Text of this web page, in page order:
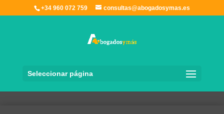
+34 960 072 759 consultas@abogadosymas.es
Seleccionar página